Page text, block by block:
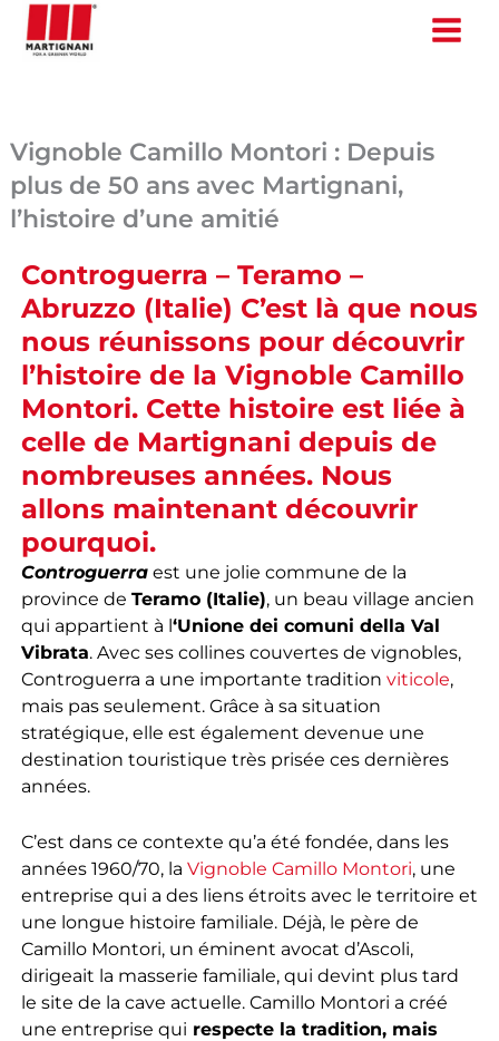
Aller
Vignoble Camillo Montori : Depuis
plus de 50 ans avec Martignani,
l’histoire d’une amitié
Controguerra – Teramo –
Abruzzo (Italie) C’est là que nous
nous réunissons pour découvrir
l’histoire de la Vignoble Camillo
Montori. Cette histoire est liée à
celle de Martignani depuis de
nombreuses années. Nous
allons maintenant découvrir
pourquoi.
Controguerraest une jolie commune de la
province de Teramo (Italie), un beau village ancien
qui appartient à l‘Unione dei comuni della Val
Vibrata. Avec ses collines couvertes de vignobles,
Controguerra a une importante tradition viticole,
mais pas seulement. Grâce à sa situation
stratégique, elle est également devenue une
destination touristique très prisée ces dernières
années.
C’est dans ce contexte qu’a été fondée, dans les
années 1960/70, la Vignoble Camillo Montori, une
entreprise qui a des liens étroits avec le territoire et
une longue histoire familiale. Déjà, le père de
Camillo Montori, un éminent avocat d’Ascoli,
dirigeait la masserie familiale, qui devint plus tard
le site de la cave actuelle. Camillo Montori a créé
une entreprise qui respecte la tradition, mais